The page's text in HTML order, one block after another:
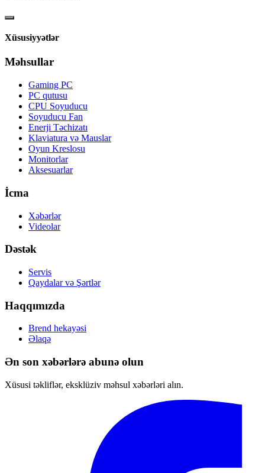
Xüsusiyyətlər
Məhsullar
Gaming PC
PC qutusu
CPU Soyuducu
Soyuducu Fan
Enerji Təchizatı
Klaviatura və Mauslar
Oyun Kreslosu
Monitorlar
Aksesuarlar
İcma
Xəbərlər
Videolar
Dəstək
Servis
Qaydalar və Şərtlər
Haqqımızda
Brend hekayəsi
Əlaqə
Ən son xəbərlərə abunə olun
Xüsusi təkliflər, eksklüziv məhsul xəbərləri alın.